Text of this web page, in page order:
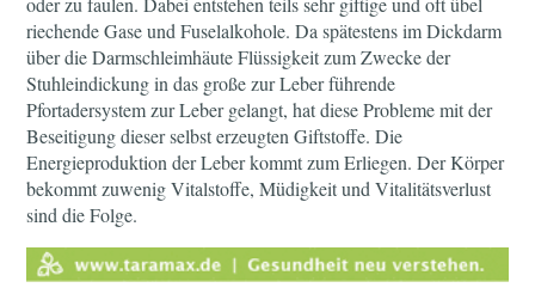
riechende Gase und Fuselalkohole. Da spätestens im Dickdarm
über die Darmschleimhäute Flüssigkeit zum Zwecke der
Stuhleindickung in das große zur Leber führende
Pfortadersystem zur Leber gelangt, hat diese Probleme mit der
Beseitigung dieser selbst erzeugten Giftstoffe. Die
Energieproduktion der Leber kommt zum Erliegen. Der Körper
bekommt zuwenig Vitalstoffe, Müdigkeit und Vitalitätsverlust
sind die Folge.